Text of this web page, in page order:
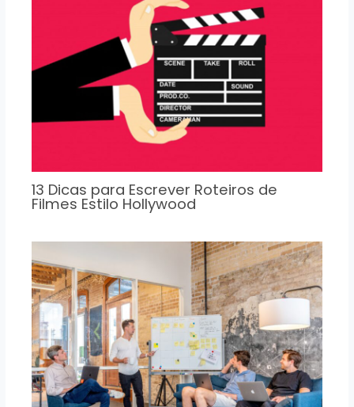
13 Dicas para Escrever Roteiros de
Filmes Estilo Hollywood